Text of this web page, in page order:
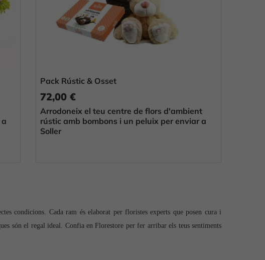
Pack Rústic & Osset
72,00 €
Arrodoneix el teu centre de flors d'ambient
rústic amb bombons i un peluix per enviar a
Soller
condicions. Cada ram és elaborat per floristes experts que posen cura i
són el regal ideal. Confia en Florestore per fer arribar els teus sentiments